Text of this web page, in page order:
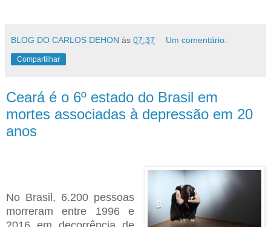
BLOG DO CARLOS DEHON às 07:37 Um comentário:
Compartilhar
Ceará é o 6º estado do Brasil em
mortes associadas à depressão em 20
anos
No Brasil, 6.200 pessoas
morreram entre 1996 e